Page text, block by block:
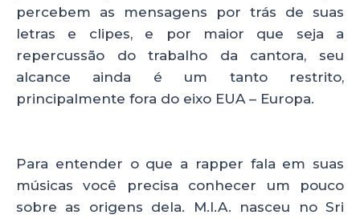
percebem as mensagens por trás de suas
letras e clipes, e por maior que seja a
repercussão do trabalho da cantora, seu
alcance ainda é um tanto restrito,
principalmente fora do eixo EUA – Europa.
Para entender o que a rapper fala em suas
músicas você precisa conhecer um pouco
sobre as origens dela. M.I.A. nasceu no Sri